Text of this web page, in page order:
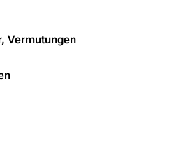
Vermutungen